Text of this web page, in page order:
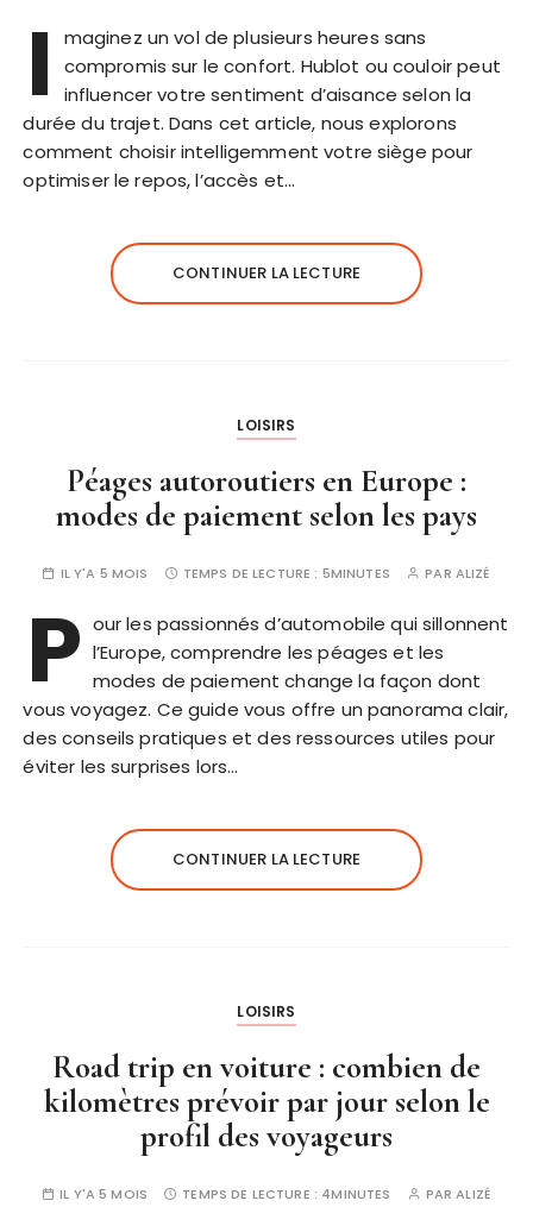
I
maginez un vol de plusieurs heures sans
compromis sur le confort. Hublot ou couloir peut
influencer votre sentiment d’aisance selon la
durée du trajet. Dans cet article, nous explorons
comment choisir intelligemment votre siège pour
optimiser le repos, l’accès et…
CONTINUER LA LECTURE
LOISIRS
Péages autoroutiers en Europe :
modes de paiement selon les pays
IL Y'A 5 MOIS TEMPS DE LECTURE : 5MINUTES PAR ALIZÉ
P our les passionnés d’automobile qui sillonnent
l’Europe, comprendre les péages et les
modes de paiement change la façon dont
vous voyagez. Ce guide vous offre un panorama clair,
des conseils pratiques et des ressources utiles pour
éviter les surprises lors…
CONTINUER LA LECTURE
LOISIRS
Road trip en voiture : combien de
kilomètres prévoir par jour selon le
profil des voyageurs
IL Y'A 5 MOIS TEMPS DE LECTURE : 4MINUTES PARALIZÉ